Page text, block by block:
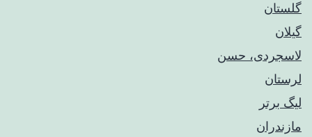
گلستان
گیلان
لاسجردی، حسن
لرستان
لیگ برتر
مازندران